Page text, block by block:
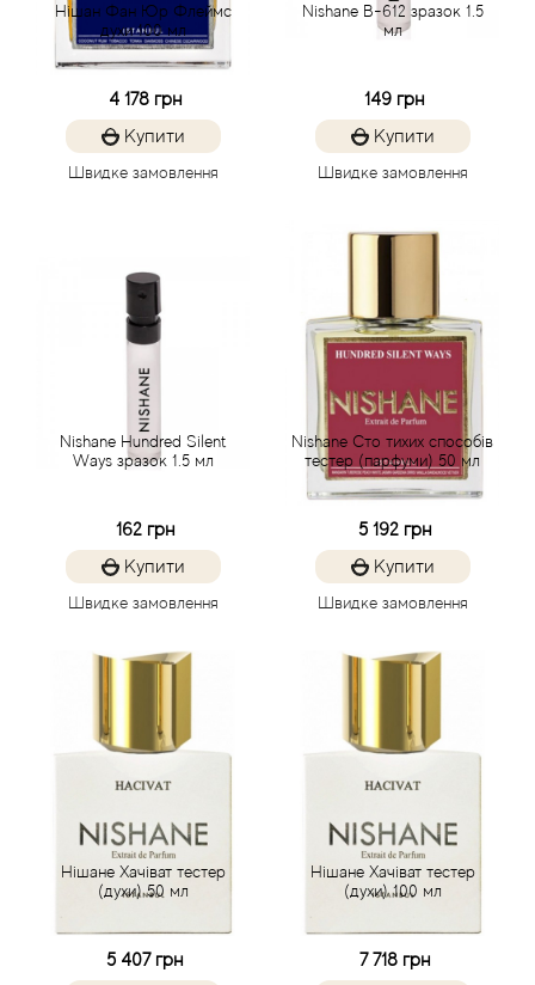
Нішан Фан Юр Флеймс
духи 100 мл
4 178 грн
Купити
Швидке замовлення
Nishane B-612 зразок 1.5
мл
149 грн
Купити
Швидке замовлення
Nishane Hundred Silent
Ways зразок 1.5 мл
162 грн
Купити
Швидке замовлення
Nishane Сто тихих способів
тестер (парфуми) 50 мл
5 192 грн
Купити
Швидке замовлення
Нішане Хачіват тестер
(духи) 50 мл
5 407 грн
Нішане Хачіват тестер
(духи) 100 мл
7 718 грн
Azalia Parfums
Baldessarini
Banana Republic
Baviphat
Benetton
Bentley
Beso Beach
Betty Barclay